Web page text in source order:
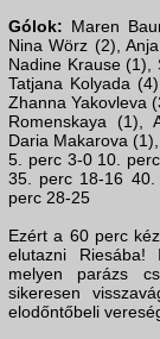
Gólok: Maren
Nina Wörz (2),
Nadine Krause (1),
Tatjana Kolyada
Zhanna Yakovleva
Romenskaya (1),
Daria Makarova
5. perc 3-0 10.
35. perc 18-16
perc 28-25
Ezért a 60 perc
elutazni Riesába!
melyen parázs
sikeresen
elodőntőbeli